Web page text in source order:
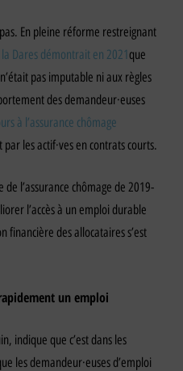
En pleine réforme restreignant
la Dares démontrait en 2021que
pas imputable ni aux règles
des demandeur·euses
à l’assurance chômage
les actif·ves en contrats courts.
l’assurance chômage de 2019-
l’accès à un emploi durable
financière des allocataires s’est
un emploi
indique que c’est dans les
les demandeur·euses d’emploi